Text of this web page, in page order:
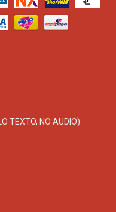
TEXTO, NO AUDIO)